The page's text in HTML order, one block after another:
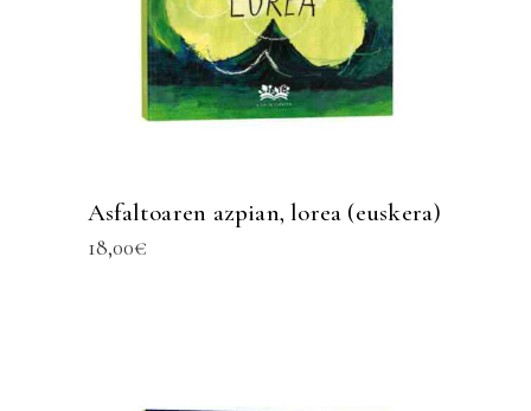
Asfaltoaren azpian, lorea (euskera)
18,00€